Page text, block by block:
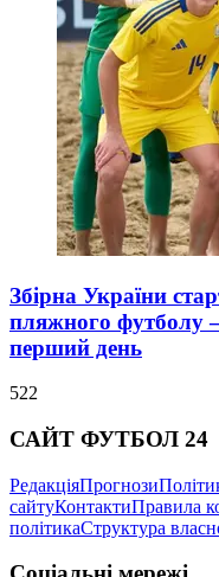
Збірна України
пляжного футболу
перший день
522
САЙТ ФУТБОЛ 24
РедакціяПрогнози
сайтуКонтактиПравила
політикаСтруктура